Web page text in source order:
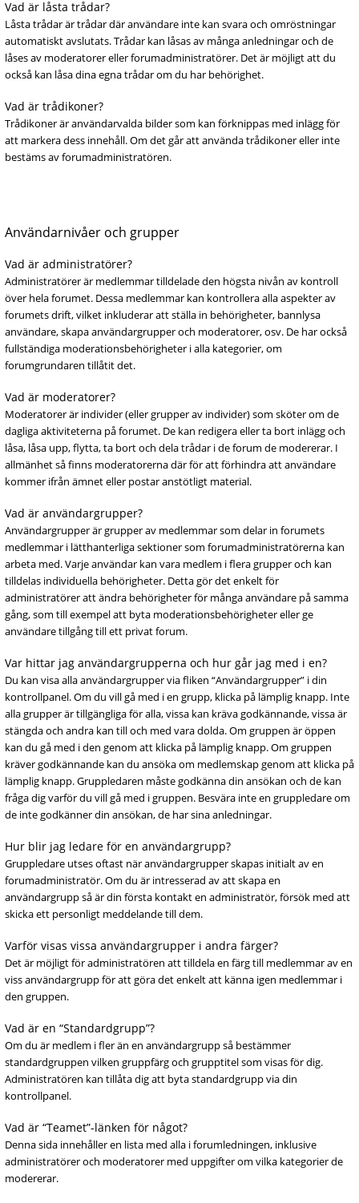
Vad är låsta trådar?
Låsta trådar är trådar där användare inte kan svara och omröstningar
automatiskt avslutats. Trådar kan låsas av många anledningar och de
låses av moderatorer eller forumadministratörer. Det är möjligt att du
också kan låsa dina egna trådar om du har behörighet.
Vad är trådikoner?
Trådikoner är användarvalda bilder som kan förknippas med inlägg för
att markera dess innehåll. Om det går att använda trådikoner eller inte
bestäms av forumadministratören.
Användarnivåer och grupper
Vad är administratörer?
Administratörer är medlemmar tilldelade den högsta nivån av kontroll
över hela forumet. Dessa medlemmar kan kontrollera alla aspekter av
forumets drift, vilket inkluderar att ställa in behörigheter, bannlysa
användare, skapa användargrupper och moderatorer, osv. De har också
fullständiga moderationsbehörigheter i alla kategorier, om
forumgrundaren tillåtit det.
Vad är moderatorer?
Moderatorer är individer (eller grupper av individer) som sköter om de
dagliga aktiviteterna på forumet. De kan redigera eller ta bort inlägg och
låsa, låsa upp, flytta, ta bort och dela trådar i de forum de modererar. I
allmänhet så finns moderatorerna där för att förhindra att användare
kommer ifrån ämnet eller postar anstötligt material.
Vad är användargrupper?
Användargrupper är grupper av medlemmar som delar in forumets
medlemmar i lätthanterliga sektioner som forumadministratörerna kan
arbeta med. Varje användar kan vara medlem i flera grupper och kan
tilldelas individuella behörigheter. Detta gör det enkelt för
administratörer att ändra behörigheter för många användare på samma
gång, som till exempel att byta moderationsbehörigheter eller ge
användare tillgång till ett privat forum.
Var hittar jag användargrupperna och hur går jag med i en?
Du kan visa alla användargrupper via fliken “Användargrupper” i din
kontrollpanel. Om du vill gå med i en grupp, klicka på lämplig knapp. Inte
alla grupper är tillgängliga för alla, vissa kan kräva godkännande, vissa är
stängda och andra kan till och med vara dolda. Om gruppen är öppen
kan du gå med i den genom att klicka på lämplig knapp. Om gruppen
kräver godkännande kan du ansöka om medlemskap genom att klicka på
lämplig knapp. Gruppledaren måste godkänna din ansökan och de kan
fråga dig varför du vill gå med i gruppen. Besvära inte en gruppledare om
de inte godkänner din ansökan, de har sina anledningar.
Hur blir jag ledare för en användargrupp?
Gruppledare utses oftast när användargrupper skapas initialt av en
forumadministratör. Om du är intresserad av att skapa en
användargrupp så är din första kontakt en administratör, försök med att
skicka ett personligt meddelande till dem.
Varför visas vissa användargrupper i andra färger?
Det är möjligt för administratören att tilldela en färg till medlemmar av en
viss användargrupp för att göra det enkelt att känna igen medlemmar i
den gruppen.
Vad är en “Standardgrupp”?
Om du är medlem i fler än en användargrupp så bestämmer
standardgruppen vilken gruppfärg och grupptitel som visas för dig.
Administratören kan tillåta dig att byta standardgrupp via din
kontrollpanel.
Vad är “Teamet”-länken för något?
Denna sida innehåller en lista med alla i forumledningen, inklusive
administratörer och moderatorer med uppgifter om vilka kategorier de
modererar.